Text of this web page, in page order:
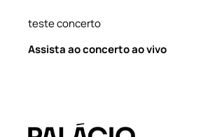
teste concerto
Assista ao concerto ao vivo